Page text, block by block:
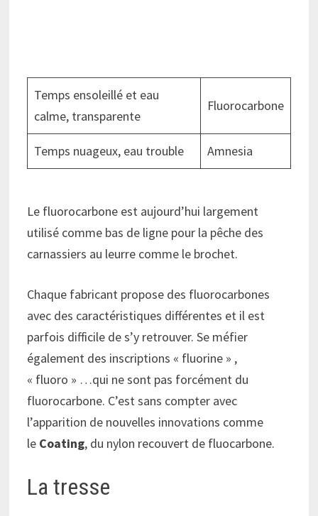
Temps ensoleillé et eau
calme, transparente
Fluorocarbone
Temps nuageux, eau trouble Amnesia
Le fluorocarbone est aujourd’hui largement
utilisé comme bas de ligne pour la pêche des
carnassiers au leurre comme le brochet.
Chaque fabricant propose des fluorocarbones
avec des caractéristiques différentes et il est
parfois difficile de s’y retrouver. Se méfier
également des inscriptions « fluorine » ,
« fluoro » …qui ne sont pas forcément du
fluorocarbone. C’est sans compter avec
l’apparition de nouvelles innovations comme
le Coating, du nylon recouvert de fluocarbone.
La tresse